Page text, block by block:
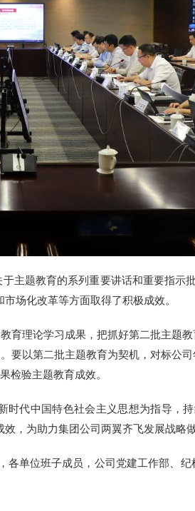
题教育的系列重要讲话和重要指示批
场化改革等方面取得了积极成效。
理论学习成果，把抓好第二批主题
以第二批主题教育为契机，对标公
检验主题教育成效。
中国特色社会主义思想为指导，
，为助力集团公司两翼齐飞发展战略
单位班子成员，公司党建工作部、纪